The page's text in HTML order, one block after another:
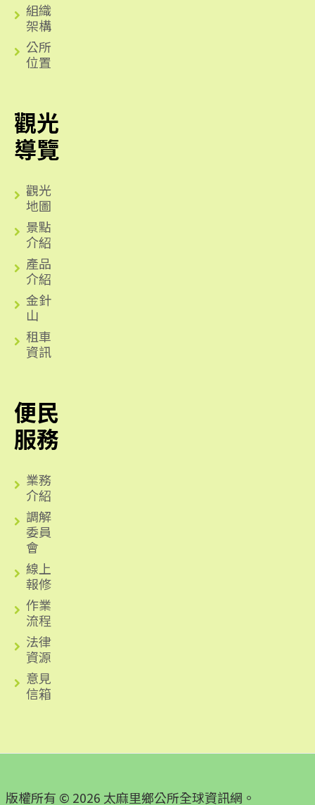
組織
架構
公所
位置
觀光
導覽
觀光
地圖
景點
介紹
產品
介紹
金針
山
租車
資訊
便民
服務
業務
介紹
調解
委員
會
線上
報修
作業
流程
法律
資源
意見
信箱
版權所有 © 2026 太麻里鄉公所全球資訊網。